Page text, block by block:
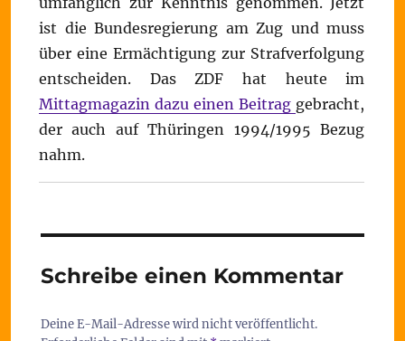
ist die Bundesregierung am Zug und muss
über eine Ermächtigung zur Strafverfolgung
entscheiden. Das ZDF hat heute im
Mittagmagazin dazu einen Beitrag gebracht,
der auch auf Thüringen 1994/1995 Bezug
nahm.
Schreibe einen Kommentar
Deine E-Mail-Adresse wird nicht veröffentlicht.